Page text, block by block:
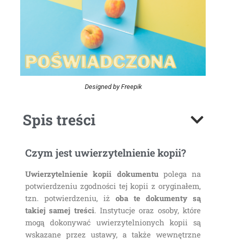
Designed by Freepik
Spis treści
Czym jest uwierzytelnienie kopii?
Uwierzytelnienie kopii dokumentupolega na
potwierdzeniu zgodności tej kopii z oryginałem,
tzn. potwierdzeniu, iż oba te dokumenty są
takiej samej treści. Instytucje oraz osoby, które
mogą dokonywać uwierzytelnionych kopii są
wskazane przez ustawy, a także wewnętrzne